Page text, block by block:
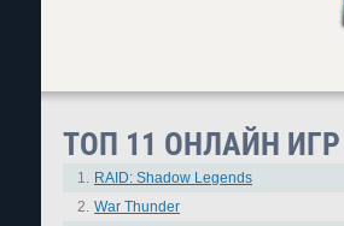
ТОП 11 ОНЛАЙН ИГР
1. RAID: Shadow Legends
2. War Thunder